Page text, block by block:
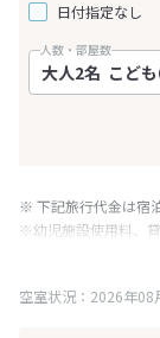
日付指定なし
人数・部屋数
※ 下記旅行代金は宿
※幼児施設使用料、
み表記となりますが
※表示されている旅
空室状況：2026年